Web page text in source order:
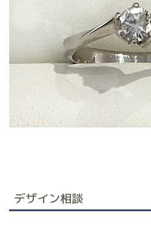
デザイン相談